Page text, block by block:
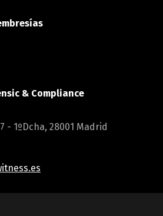
& Compliance
- 1ºDcha, 28001 Madrid